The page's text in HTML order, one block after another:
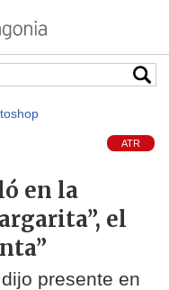
ATR
en la
el
presente en